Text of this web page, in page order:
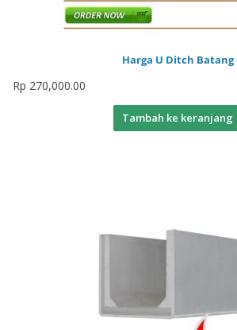
Harga U Ditch Batang
Rp 270,000.00
Tambah ke keranjang